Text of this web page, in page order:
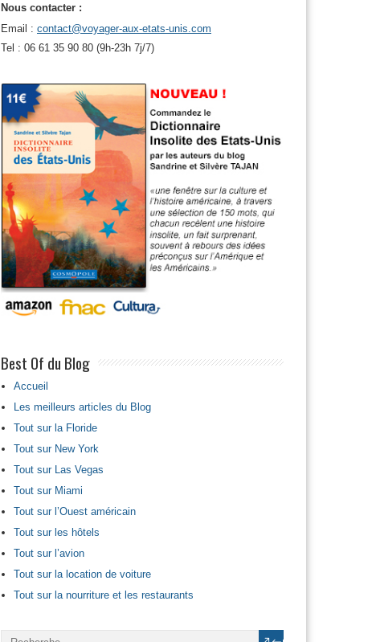
Nous contacter :
Email : contact@voyager-aux-etats-unis.com
Tel : 06 61 35 90 80 (9h-23h 7j/7)
Best Of du Blog
Accueil
Les meilleurs articles du Blog
Tout sur la Floride
Tout sur New York
Tout sur Las Vegas
Tout sur Miami
Tout sur l’Ouest américain
Tout sur les hôtels
Tout sur l’avion
Tout sur la location de voiture
Tout sur la nourriture et les restaurants